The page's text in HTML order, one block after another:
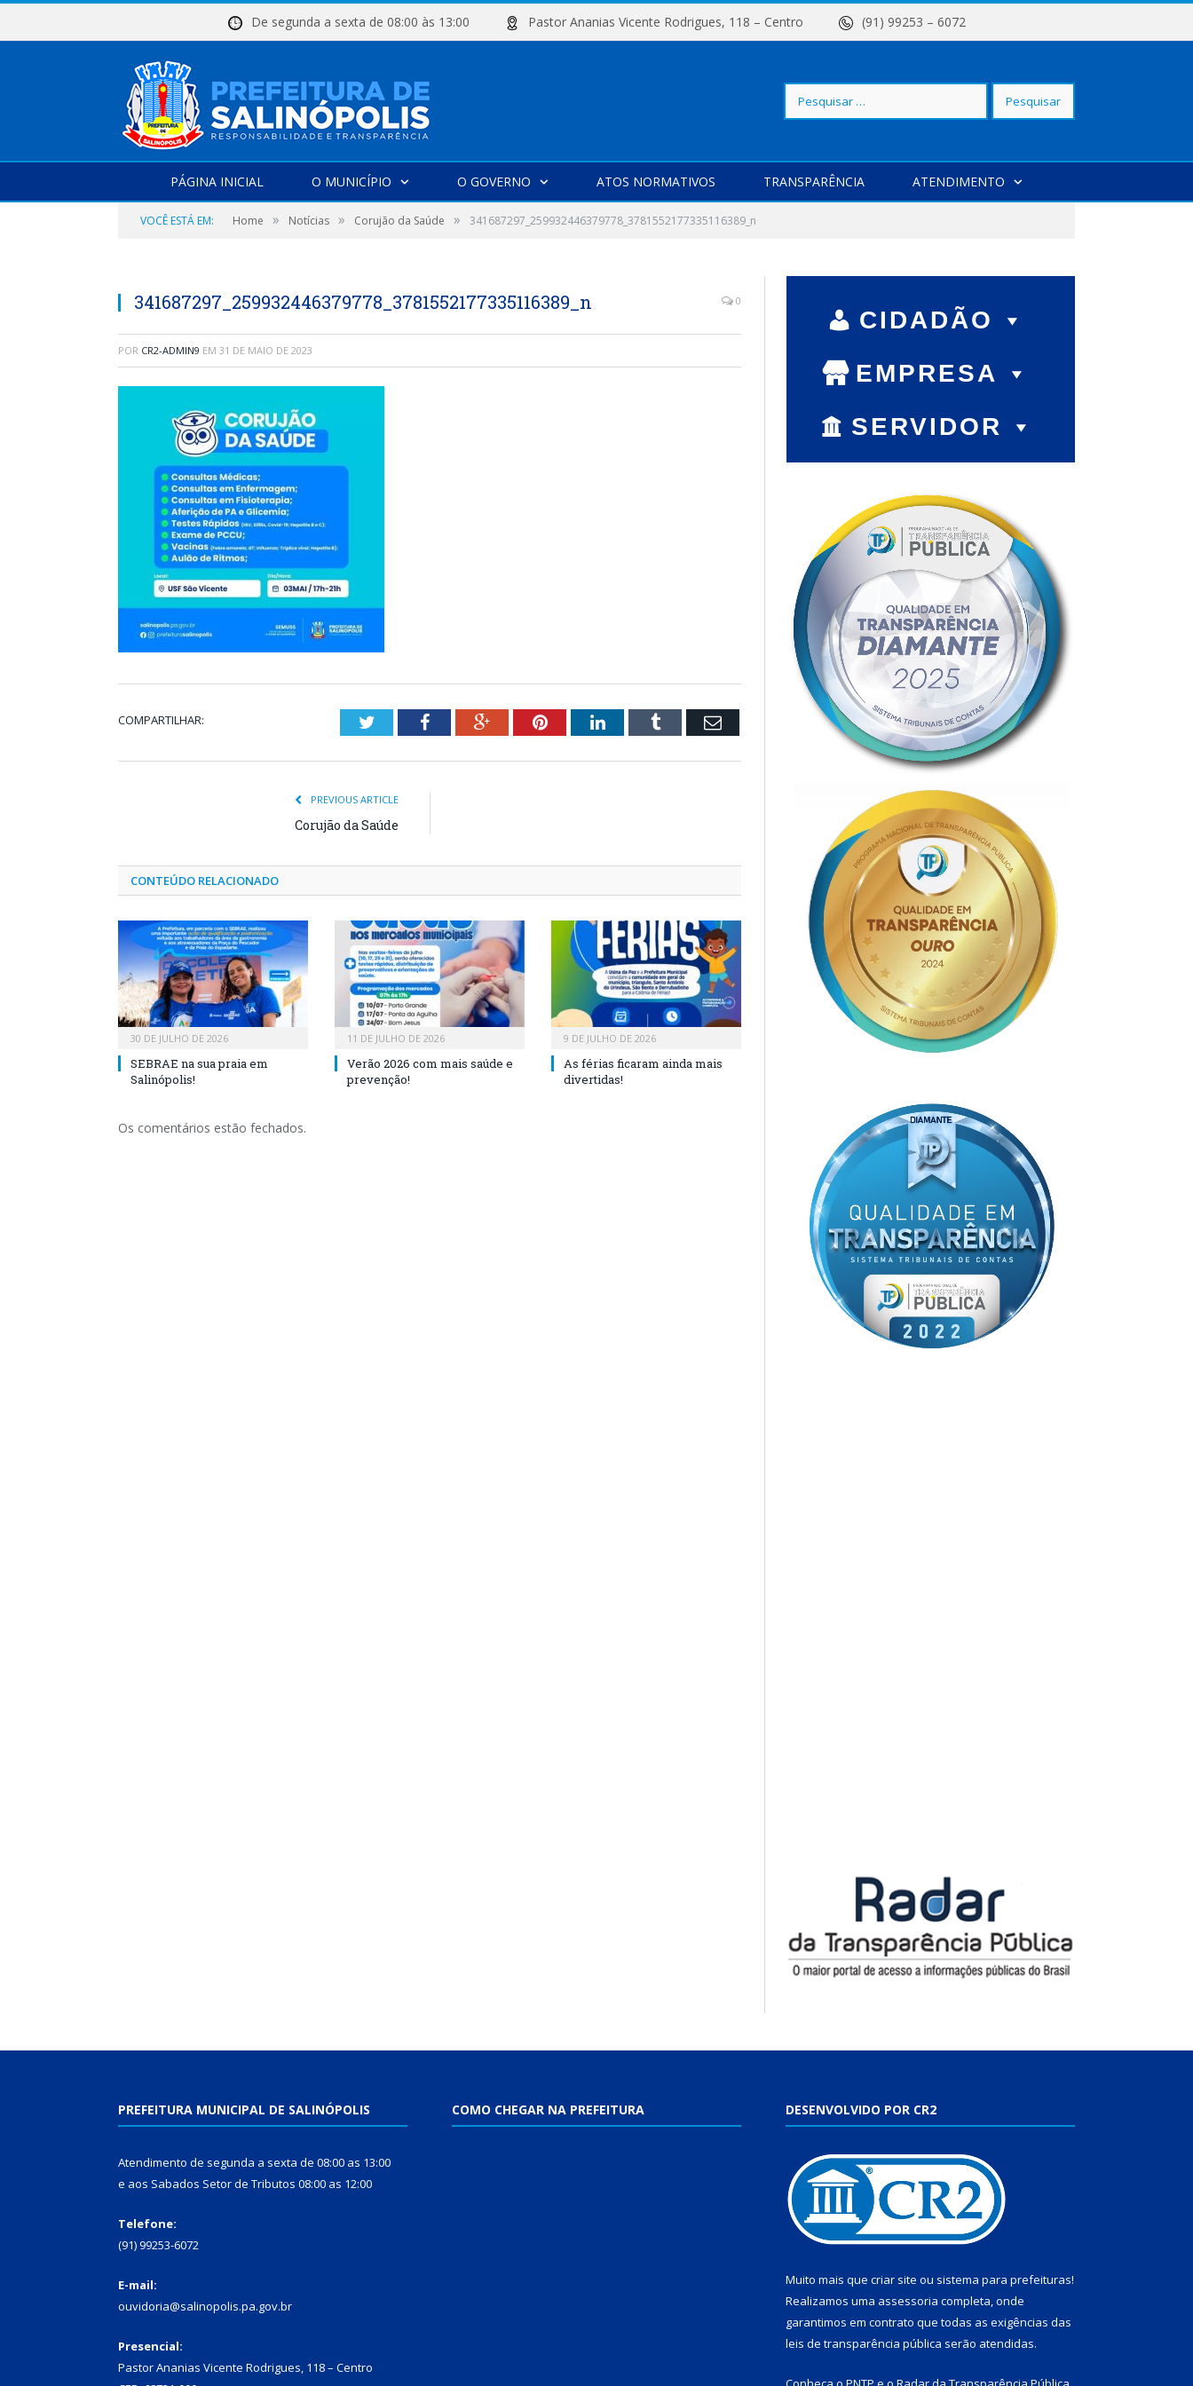
De segunda a sexta de 08:00 às 13:00 Pastor Ananias Vicente Rodrigues, 118 – Centro (91) 99253 – 6072
Pesquisar
PÁGINA INICIAL O MUNICÍPIO O GOVERNO ATOS NORMATIVOS TRANSPARÊNCIA ATENDIMENTO
VOCÊ ESTÁ EM: Home » Notícias » Corujão da Saúde » 341687297_259932446379778_3781552177335116389_n
341687297_259932446379778_3781552177335116389_n 0
POR CR2-ADMIN9 EM 31 DE MAIO DE 2023
COMPARTILHAR: TwitterFacebookGoogle+PinterestLinkedInTumblr Email
PREVIOUS ARTICLE
Corujão da Saúde
CONTEÚDO RELACIONADO
30 DE JULHO DE 2026
SEBRAE na sua praia em
Salinópolis!
11 DE JULHO DE 2026
Verão 2026 com mais saúde e
prevenção!
9 DE JULHO DE 2026
As férias ficaram ainda mais
divertidas!
Os comentários estão fechados.
CIDADÃO
EMPRESA
SERVIDOR
PREFEITURA MUNICIPAL DE SALINÓPOLIS
Atendimento de segunda a sexta de 08:00 as 13:00
e aos Sabados Setor de Tributos 08:00 as 12:00
Telefone:
(91) 99253-6072
E-mail:
ouvidoria@salinopolis.pa.gov.br
Presencial:
Pastor Ananias Vicente Rodrigues, 118 – Centro
COMO CHEGAR NA PREFEITURA DESENVOLVIDO POR CR2
Muito mais que criar site ou sistema para prefeituras!
Realizamos uma assessoria completa, onde
garantimos em contrato que todas as exigências das
leis de transparência pública serão atendidas.